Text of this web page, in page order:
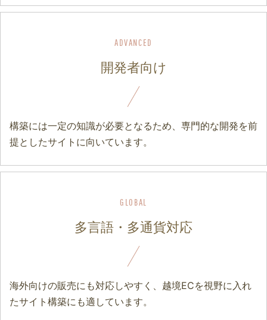
開発者向け
構築には一定の知識が必要となるため、専門的な開発を前
提としたサイトに向いています。
多言語・多通貨対応
海外向けの販売にも対応しやすく、越境ECを視野に入れ
たサイト構築にも適しています。